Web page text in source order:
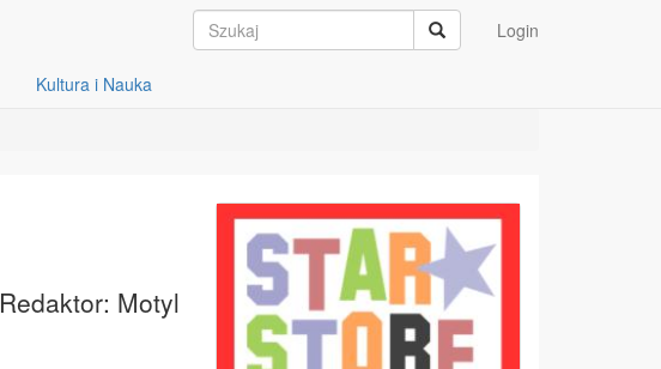
Login
Kultura i Nauka
Redaktor: Motyl